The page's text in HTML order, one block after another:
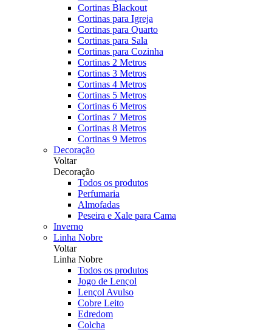
Cortinas Blackout
Cortinas para Igreja
Cortinas para Quarto
Cortinas para Sala
Cortinas para Cozinha
Cortinas 2 Metros
Cortinas 3 Metros
Cortinas 4 Metros
Cortinas 5 Metros
Cortinas 6 Metros
Cortinas 7 Metros
Cortinas 8 Metros
Cortinas 9 Metros
Decoração
Voltar
Decoração
Todos os produtos
Perfumaria
Almofadas
Peseira e Xale para Cama
Inverno
Linha Nobre
Voltar
Linha Nobre
Todos os produtos
Jogo de Lençol
Lençol Avulso
Cobre Leito
Edredom
Colcha